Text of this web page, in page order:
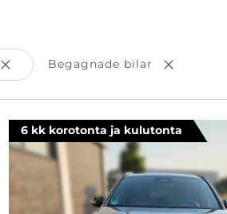
Ta bort valBegagnade bilar Ta bort
6 kk korotonta ja kulutonta